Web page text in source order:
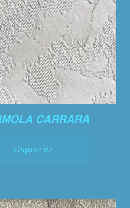
CARRARA
cliquez ici